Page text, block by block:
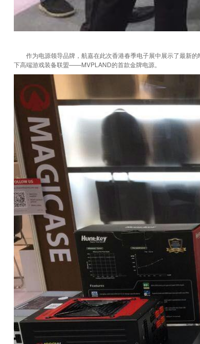
作为电源领导品牌，航嘉在此次香港春季电子展中展示了最新
下高端游戏装备联盟——MVPLAND的首款金牌电源。